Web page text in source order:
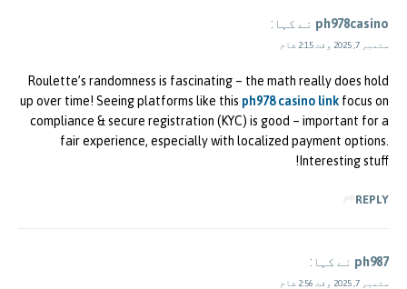
ph978casino نے کہا:
ستمبر 7, 2025 وقت 2:15 شام
Roulette’s randomness is fascinating – the math really does hold
up over time! Seeing platforms like this ph978 casino link focus on
compliance & secure registration (KYC) is good – important for a
fair experience, especially with localized payment options.
Interesting stuff!
REPLY
ph987 نے کہا:
ستمبر 7, 2025 وقت 2:56 شام